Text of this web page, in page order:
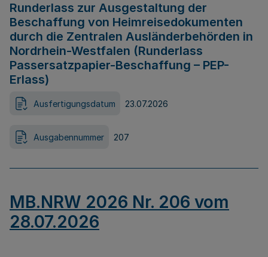
Runderlass zur Ausgestaltung der
Beschaffung von Heimreisedokumenten
durch die Zentralen Ausländerbehörden in
Nordrhein-Westfalen (Runderlass
Passersatzpapier-Beschaffung – PEP-
Erlass)
Ausfertigungsdatum 23.07.2026
Ausgabennummer 207
MB.NRW 2026 Nr. 206 vom
28.07.2026